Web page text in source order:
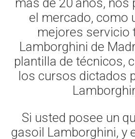
mas de 20 años, nos
el mercado, como
mejores servicio
Lamborghini de
plantilla de técnicos,
los cursos dictados
Si usted posee un
gasoil Lamborghini, y